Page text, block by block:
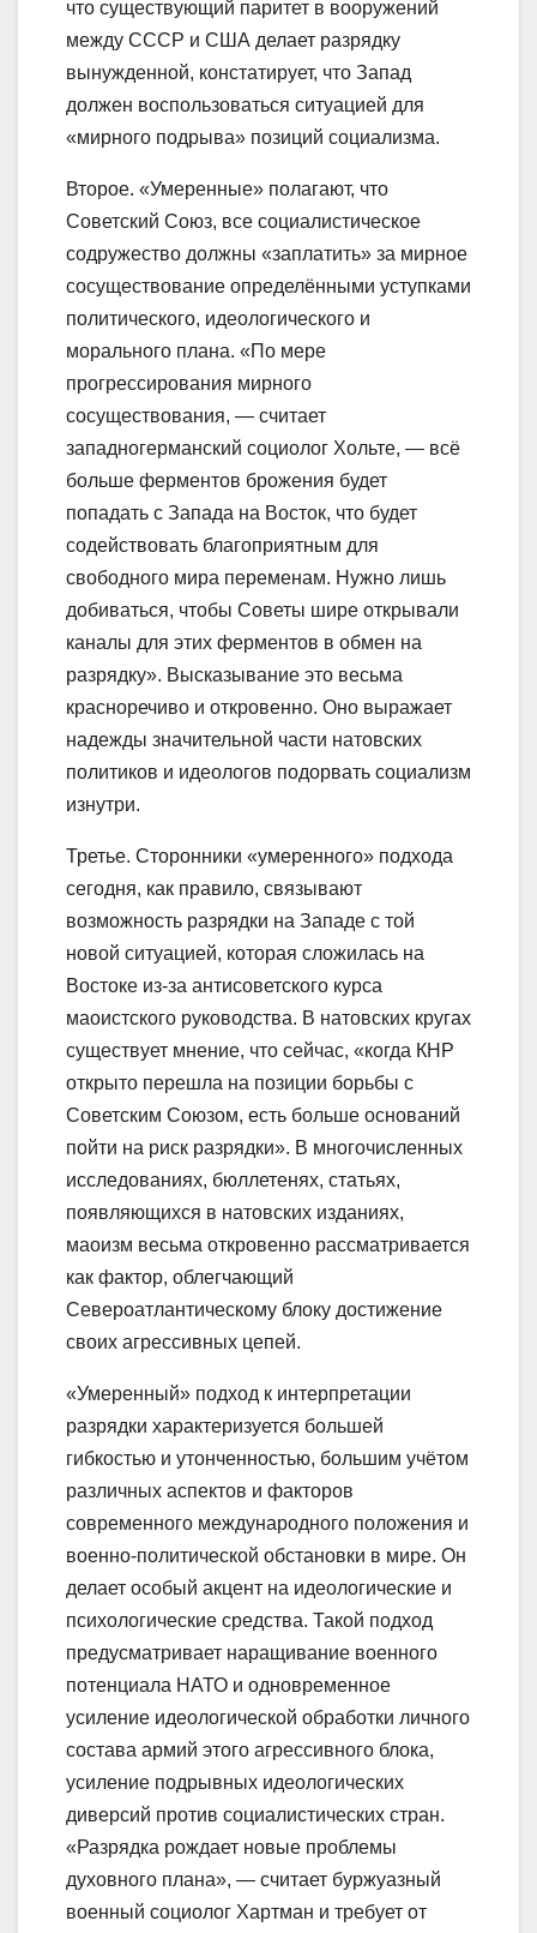
что существующий паритет в вооружений
между СССР и США делает разрядку
вынужденной, констатирует, что Запад
должен воспользоваться ситуацией для
«мирного подрыва» позиций социализма.
Второе. «Умеренные» полагают, что
Советский Союз, все социалистическое
содружество должны «заплатить» за мирное
сосуществование определёнными уступками
политического, идеологического и
морального плана. «По мере
прогрессирования мирного
сосуществования, — считает
западногерманский социолог Хольте, — всё
больше ферментов брожения будет
попадать с Запада на Восток, что будет
содействовать благоприятным для
свободного мира переменам. Нужно лишь
добиваться, чтобы Советы шире открывали
каналы для этих ферментов в обмен на
разрядку». Высказывание это весьма
красноречиво и откровенно. Оно выражает
надежды значительной части натовских
политиков и идеологов подорвать социализм
изнутри.
Третье. Сторонники «умеренного» подхода
сегодня, как правило, связывают
возможность разрядки на Западе с той
новой ситуацией, которая сложилась на
Востоке из-за антисоветского курса
маоистского руководства. В натовских кругах
существует мнение, что сейчас, «когда КНР
открыто перешла на позиции борьбы с
Советским Союзом, есть больше оснований
пойти на риск разрядки». В многочисленных
исследованиях, бюллетенях, статьях,
появляющихся в натовских изданиях,
маоизм весьма откровенно рассматривается
как фактор, облегчающий
Североатлантическому блоку достижение
своих агрессивных цепей.
«Умеренный» подход к интерпретации
разрядки характеризуется большей
гибкостью и утонченностью, большим учётом
различных аспектов и факторов
современного международного положения и
военно-политической обстановки в мире. Он
делает особый акцент на идеологические и
психологические средства. Такой подход
предусматривает наращивание военного
потенциала НАТО и одновременное
усиление идеологической обработки личного
состава армий этого агрессивного блока,
усиление подрывных идеологических
диверсий против социалистических стран.
«Разрядка рождает новые проблемы
духовного плана», — считает буржуазный
военный социолог Хартман и требует от